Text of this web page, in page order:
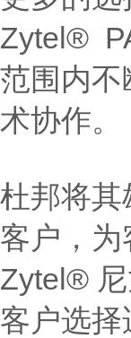
Zytel®
范围内不
术协作。
杜邦将其
客户，为
Zytel®
客户选